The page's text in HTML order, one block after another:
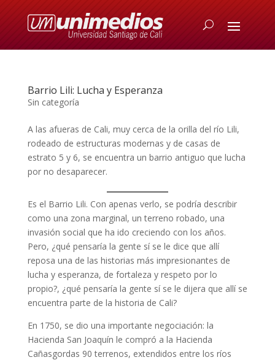
Barrio Lili: Lucha y Esperanza
Sin categoría
A las afueras de Cali, muy cerca de la orilla del río Lili,
rodeado de estructuras modernas y de casas de
estrato 5 y 6, se encuentra un barrio antiguo que lucha
por no desaparecer.
Es el Barrio Lili. Con apenas verlo, se podría describir
como una zona marginal, un terreno robado, una
invasión social que ha ido creciendo con los años.
Pero, ¿qué pensaría la gente sí se le dice que allí
reposa una de las historias más impresionantes de
lucha y esperanza, de fortaleza y respeto por lo
propio?, ¿qué pensaría la gente sí se le dijera que allí se
encuentra parte de la historia de Cali?
En 1750, se dio una importante negociación: la
Hacienda San Joaquín le compró a la Hacienda
Cañasgordas 90 terrenos, extendidos entre los ríos